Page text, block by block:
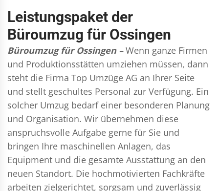
Leistungspaket der
Büroumzug für Ossingen
Büroumzug für Ossingen – Wenn ganze Firmen
und Produktionsstätten umziehen müssen, dann
steht die Firma Top Umzüge AG an Ihrer Seite
und stellt geschultes Personal zur Verfügung. Ein
solcher Umzug bedarf einer besonderen Planung
und Organisation. Wir übernehmen diese
anspruchsvolle Aufgabe gerne für Sie und
bringen Ihre maschinellen Anlagen, das
Equipment und die gesamte Ausstattung an den
neuen Standort. Die hochmotivierten Fachkräfte
arbeiten zielgerichtet, sorgsam und zuverlässig